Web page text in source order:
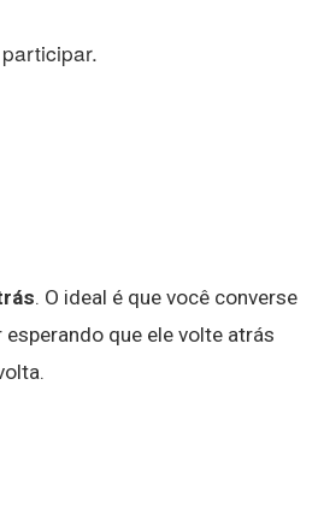
. O ideal é que você converse
que ele volte atrás